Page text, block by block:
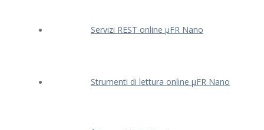
Servizi REST online μFR Nano
Strumenti di lettura online μFR Nano